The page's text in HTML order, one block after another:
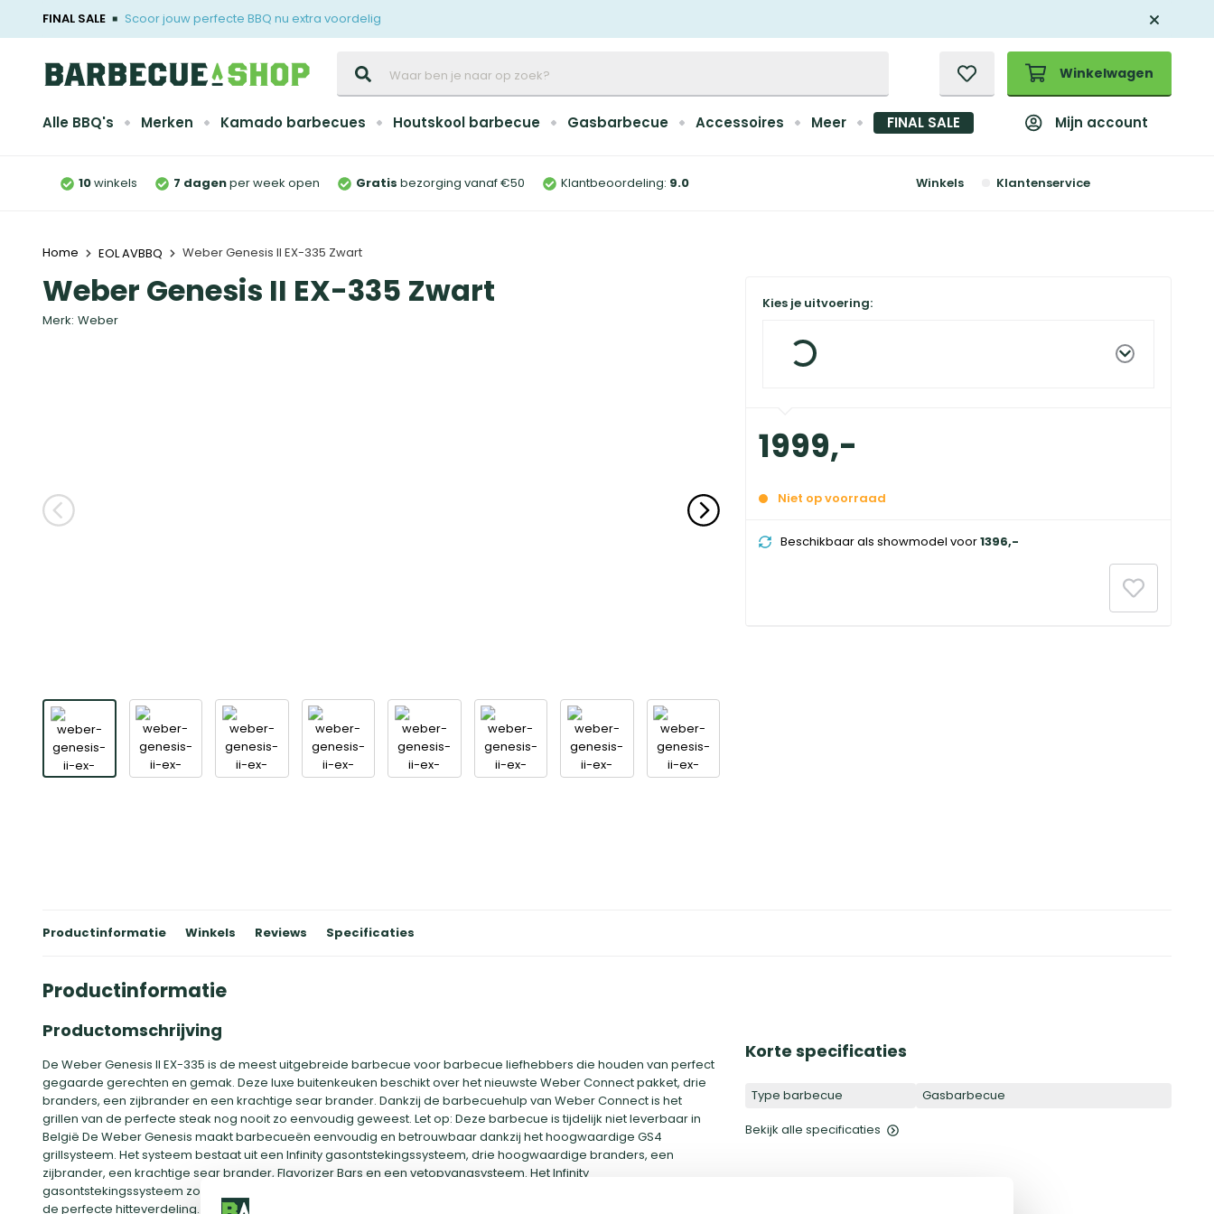
FINAL SALE Scoor jouw perfecte BBQ nu extra voordelig
Winkelwagen
Alle BBQ's Merken Kamado barbecues Houtskool barbecue Gasbarbecue Accessoires Meer FINAL SALE Mijn account
10winkels 7 dagenper week open Gratis bezorging vanaf €50 Klantbeoordeling: 9.0 Winkels Klantenservice
Home EOL AVBBQ Weber Genesis II EX-335 Zwart
Weber Genesis II EX-335 Zwart
Merk: Weber
Kies je uitvoering:
1999,-
Niet op voorraad
Beschikbaar als showmodel voor1396,-
Productinformatie Winkels Reviews Specificaties
Productinformatie
Productomschrijving
De Weber Genesis II EX-335 is de meest uitgebreide barbecue voor barbecue liefhebbers die houden van perfect
gegaarde gerechten en gemak. Deze luxe buitenkeuken beschikt over het nieuwste Weber Connect pakket, drie
branders, een zijbrander en een krachtige sear brander. Dankzij de barbecuehulp van Weber Connect is het
grillen van de perfecte steak nog nooit zo eenvoudig geweest. Let op: Deze barbecue is tijdelijk niet leverbaar in
België De Weber Genesis maakt barbecueën eenvoudig en betrouwbaar dankzij het hoogwaardige GS4
grillsysteem. Het systeem bestaat uit een Infinity gasontstekingssysteem, drie hoogwaardige branders, een
zijbrander, een krachtige sear brander, Flavorizer Bars en een vetopvangsysteem. Het Infinity
gasontstekingssysteem zorgt ervoor dat de branders snel en gemakkelijk ontsteken. De drie branders zorgen voor
de perfecte hitteverdeling. De zijbrander is perfect voor het maken van sauzen of bijgerechten. En met de sear
Korte specificaties
Type barbecue
Gasbarbecue
Bekijk alle specificaties